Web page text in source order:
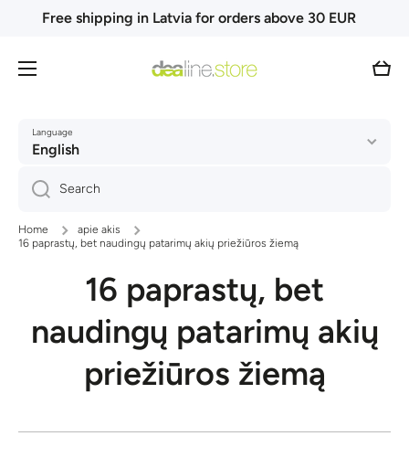
Skip to content
Free shipping in Latvia for orders above 30 EUR
Cart
Language
English
Search
Home
apie akis
16 paprastų, bet naudingų patarimų akių priežiūros žiemą
16 paprastų, bet
naudingų patarimų akių
priežiūros žiemą